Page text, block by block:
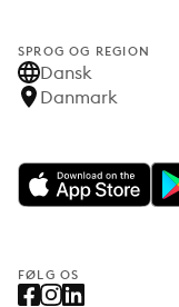
SPROG OG REGION
Dansk
Danmark
FØLG OS